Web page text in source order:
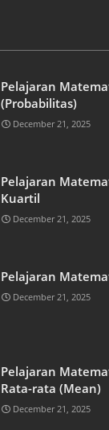
Pelajaran
(Probabilitas)
December 21, 2025
Pelajaran
Kuartil
December 21, 2025
Pelajaran
December 21, 2025
Pelajaran
Rata-rata (Mean)
December 21, 2025